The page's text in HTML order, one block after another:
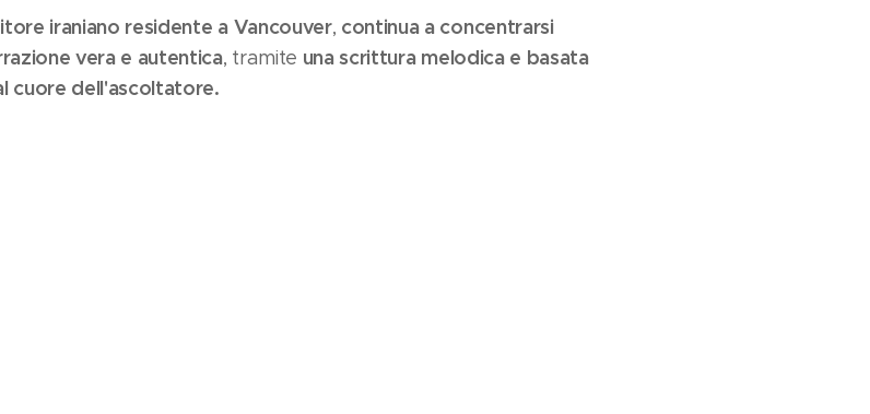
iraniano residente a Vancouver, continua a concentrarsi
vera e autentica, tramite una scrittura melodica e basata
cuore dell'ascoltatore.